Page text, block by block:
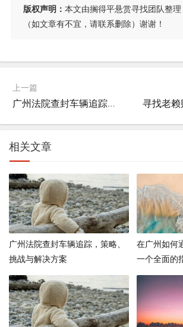
版权声明： 本文由搁得平悬赏寻找团队整理
（如文章有不宜，请联系删除）谢谢！
上一篇
广州法院查封车辆追踪，策略、挑战与解决方案
相关文章
广州法院查封车辆追踪，策略、
挑战与解决方案
在广州如何
一个全面的